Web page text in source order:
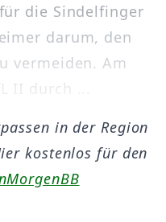
die Sindelfinger
darum, den
vermeiden. Am
II durch ...
in der Region
kostenlos für den